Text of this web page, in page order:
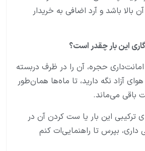
بالا باشد و آرد اضافی به خریدار
این بار چقدر است؟
حجره، آن را در ظرف دربسته
آزاد نگه دارید، تا ماه‌ها همان‌طور
باقی می‌ماند.
ترکیبی این بار یا ست کردن آن در
بپرس تا راهنمایی‌ات کنم